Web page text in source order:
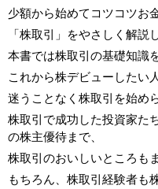
少額から始めてコツコツお
「株取引」をやさしく解説
本書では株取引の基礎知識
これから株デビューしたい
迷うことなく株取引を始め
株取引で成功した投資家た
の株主優待まで、
株取引のおいしいところも
もちろん、株取引経験者も